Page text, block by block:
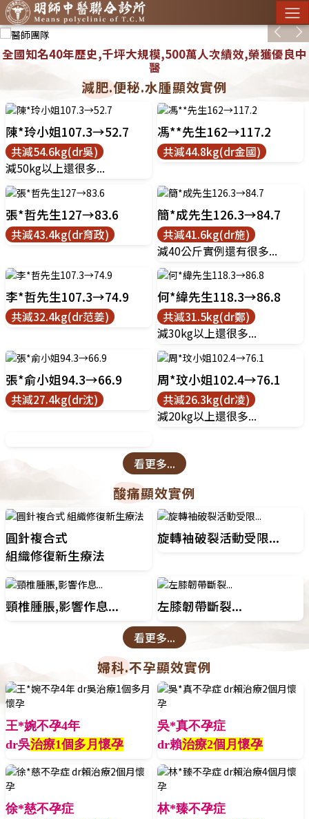
全國知名40年歷史,千坪大規模,500萬人次績效,榮獲優良中
醫
減肥.便秘.水腫顯效實例
陳*玲小姐107.3→52.7
共減54.6kg(dr吳)
減50kg以上還很多...
馮**先生162→117.2
共減44.8kg(dr金國)
張*哲先生127→83.6
共減43.4kg(dr育政)
簡*成先生126.3→84.7
共減41.6kg(dr施)
減40公斤實例還有很多...
李*哲先生107.3→74.9
共減32.4kg(dr范姜)
何*緯先生118.3→86.8
共減31.5kg(dr鄭)
減30kg以上還很多...
張*俞小姐94.3→66.9
共減27.4kg(dr沈)
周*玟小姐102.4→76.1
共減26.3kg(dr凌)
減20kg以上還很多...
看更多...
酸痛顯效實例
圓針複合式
組織修復新生療法
旋轉袖破裂活動受限...
頸椎腫脹,影響作息... 左膝韌帶斷裂...
看更多...
婦科.不孕顯效實例
王*婉不孕4年
dr吳治療1個多月懷孕
吳*真不孕症
dr賴治療2個月懷孕
徐*慈不孕症
林*臻不孕症